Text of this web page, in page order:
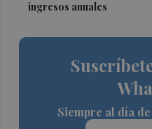
ingresos anuales
Siempre al día